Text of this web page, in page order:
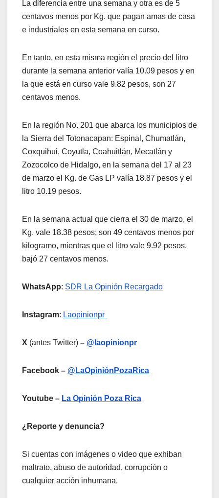
La diferencia entre una semana y otra es de 5
centavos menos por Kg. que pagan amas de casa
e industriales en esta semana en curso.
En tanto, en esta misma región el precio del litro
durante la semana anterior valía 10.09 pesos y en
la que está en curso vale 9.82 pesos, son 27
centavos menos.
En la región No. 201 que abarca los municipios de
la Sierra del Totonacapan: Espinal, Chumatlán,
Coxquihui, Coyutla, Coahuitlán, Mecatlán y
Zozocolco de Hidalgo, en la semana del 17 al 23
de marzo el Kg. de Gas LP valía 18.87 pesos y el
litro 10.19 pesos.
En la semana actual que cierra el 30 de marzo, el
Kg. vale 18.38 pesos; son 49 centavos menos por
kilogramo, mientras que el litro vale 9.92 pesos,
bajó 27 centavos menos.
WhatsApp: SDR La Opinión Recargado
Instagram: Laopinionpr
X (antes Twitter) – @laopinionpr
Facebook – @LaOpiniónPozaRica
Youtube – La Opinión Poza Rica
¿Reporte y denuncia?
Si cuentas con imágenes o video que exhiban
maltrato, abuso de autoridad, corrupción o
cualquier acción inhumana.